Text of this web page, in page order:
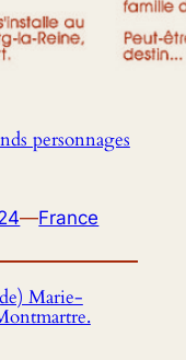
personnages
—France
Marie-